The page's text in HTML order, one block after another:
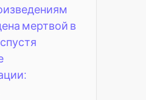
мертвой в